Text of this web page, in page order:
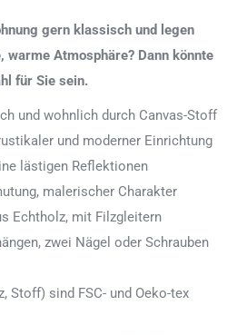
gern klassisch und legen
warme Atmosphäre? Dann könnte
für Sie sein.
und wohnlich durch Canvas-Stoff
und moderner Einrichtung
lästigen Reflektionen
malerischer Charakter
Echtholz, mit Filzgleitern
zwei Nägel oder Schrauben
Stoff) sind FSC- und Oeko-tex